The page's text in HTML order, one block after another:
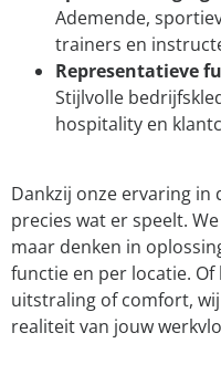
Ademende,
trainers en
Representatieve
Stijlvolle
hospitality en
Dankzij onze ervaring in
precies wat er speelt.
maar denken in
functie en per locatie.
uitstraling of comfort,
realiteit van jouw